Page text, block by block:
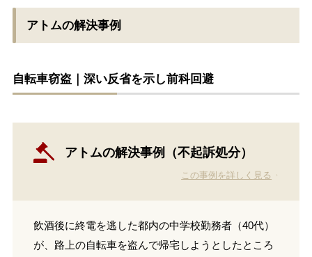
アトムの解決事例
自転車窃盗｜深い反省を示し前科回避
アトムの解決事例（不起訴処分）
この事例を詳しく見る
飲酒後に終電を逃した都内の中学校勤務者（40代）
が、路上の自転車を盗んで帰宅しようとしたところ